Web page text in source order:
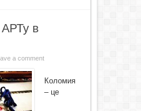
АРТу в
a comment
Коломия
– це